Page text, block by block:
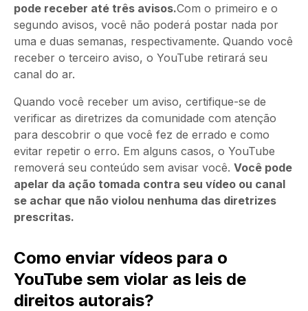
pode receber até três avisos.Com o primeiro e o
segundo avisos, você não poderá postar nada por
uma e duas semanas, respectivamente. Quando você
receber o terceiro aviso, o YouTube retirará seu
canal do ar.
Quando você receber um aviso, certifique-se de
verificar as diretrizes da comunidade com atenção
para descobrir o que você fez de errado e como
evitar repetir o erro. Em alguns casos, o YouTube
removerá seu conteúdo sem avisar você. Você pode
apelar da ação tomada contra seu vídeo ou canal
se achar que não violou nenhuma das diretrizes
prescritas.
Como enviar vídeos para o
YouTube sem violar as leis de
direitos autorais?